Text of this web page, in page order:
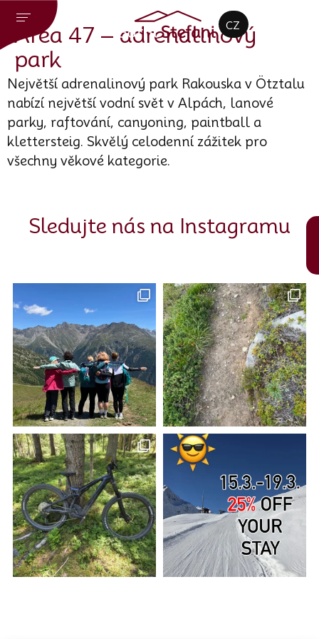
CZ
DE
EN
Area 47 – adrenalinový
park
Největší adrenalinový park Rakouska v Ötztalu
nabízí největší vodní svět v Alpách, lanové
parky, raftování, canyoning, paintball a
klettersteig. Skvělý celodenní zážitek pro
všechny věkové kategorie.
Sledujte nás na Instagramu